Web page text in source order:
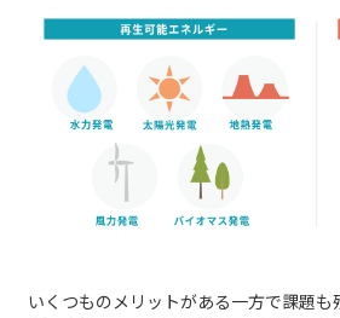
いくつものメリットがある一方で課題